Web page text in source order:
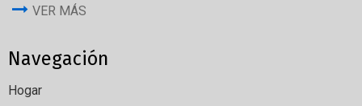
VER MÁS
Navegación
Hogar